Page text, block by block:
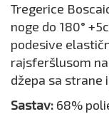
Tregerice
noge do 180°
podesive
rajsferšlusom
džepa sa strane
Sastav: 68%